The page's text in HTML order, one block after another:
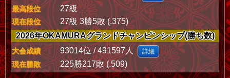
最高段位 27級
現在段位
27級 3勝5敗 (.375)
2026年OKAMURAグランドチャンピンシップ(勝ち数)
大会成績 93014位 / 491597人 詳細
現在勝敗 225勝217敗 (.509)